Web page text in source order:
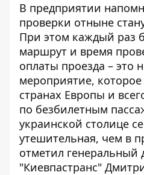
В предприятии
проверки отныне
При этом каждый раз
маршрут и время
оплаты проезда – это
мероприятие,
странах Европы и
по безбилетным
украинской столице
утешительная, чем в
отметил генеральный
"Киевпастранс"